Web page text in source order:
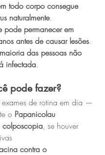
todo corpo consegue
naturalmente.
pode permanecer em
antes de causar lesões.
das pessoas não
infectada.
pode fazer?
exames de rotina em dia —
o Papanicolau
colposcopia, se houver
contra o